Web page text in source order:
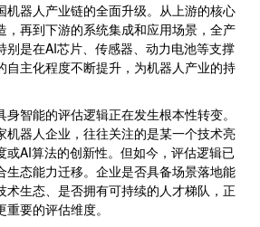
机器人产业链的全面升级。从上游的核心
，再到下游的系统集成和应用场景，全产
别是在AI芯片、传感器、动力电池等支撑
自主化程度不断提升，为机器人产业的持
智能的评估逻辑正在发生根本性转变。
机器人企业，往往关注的是某一个技术亮
或AI算法的创新性。但如今，评估逻辑已
生态能力迁移。企业是否具备场景落地能
术生态、是否拥有可持续的人才梯队，正
要的评估维度。